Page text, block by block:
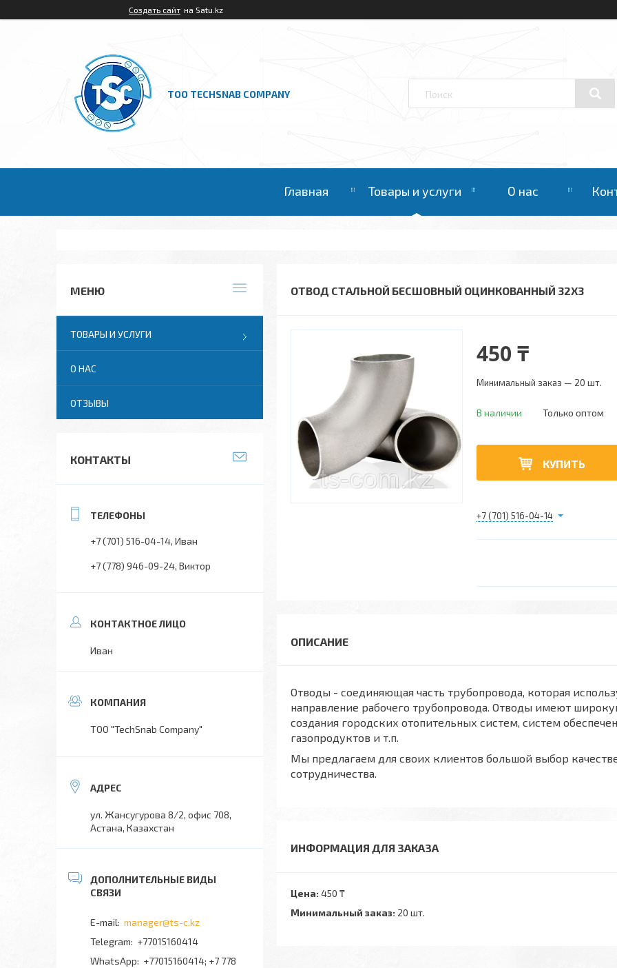
Создать сайт на Satu.kz
ТОО TECHSNAB COMPANY
Главная Товары и услуги О нас
ОТВОД СТАЛЬНОЙ БЕСШОВНЫЙ ОЦИНКОВАННЫЙ 32Х3
450 ₸
Минимальный заказ — 20 шт.
В наличии Только оптом
КУПИТЬ
+7 (701) 516-04-14
Отводы - соединяющая часть трубопровода, которая
направление рабочего трубопровода. Отводы имеют
создания городских отопительных систем, систем
газопродуктов и т.п.
Мы предлагаем для своих клиентов большой выбор
сотрудничества.
ИНФОРМАЦИЯ ДЛЯ ЗАКАЗА
Цена: 450 ₸
Минимальный заказ: 20 шт.
ТОВАРЫ И УСЛУГИ
О НАС
ОТЗЫВЫ
КОНТАКТЫ
+7 (701) 516-04-14 Иван
+7 (778) 946-09-24 Виктор
Иван
TOO "TechSnab Company"
ул. Жансугурова 8/2, офис 708,
Астана, Казахстан
manager@ts-c.kz
+77015160414
+77015160414; +7 778